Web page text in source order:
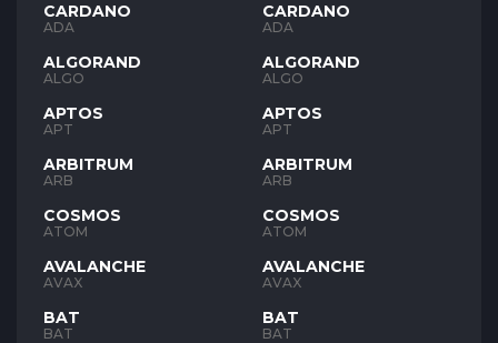
CARDANO
ADA
ALGORAND
ALGO
APTOS
APT
ARBITRUM
ARB
COSMOS
ATOM
AVALANCHE
AVAX
BAT
BAT
CARDANO
ADA
ALGORAND
ALGO
APTOS
APT
ARBITRUM
ARB
COSMOS
ATOM
AVALANCHE
AVAX
BAT
BAT